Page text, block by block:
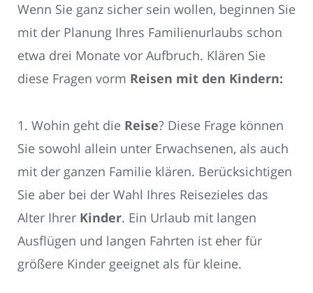
Wenn Sie ganz sicher sein wollen, beginnen Sie
mit der Planung Ihres Familienurlaubs schon
etwa drei Monate vor Aufbruch. Klären Sie
diese Fragen vorm Reisen mit den Kindern:
1. Wohin geht die Reise? Diese Frage können
Sie sowohl allein unter Erwachsenen, als auch
mit der ganzen Familie klären. Berücksichtigen
Sie aber bei der Wahl Ihres Reisezieles das
Alter Ihrer Kinder. Ein Urlaub mit langen
Ausflügen und langen Fahrten ist eher für
größere Kinder geeignet als für kleine.